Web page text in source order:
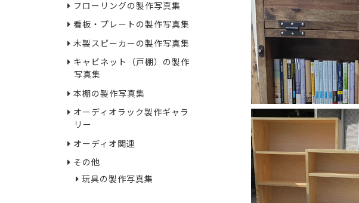
フローリングの製作写真集
看板・プレートの製作写真集
木製スピーカーの製作写真集
キャビネット（戸棚）の製作
写真集
本棚の製作写真集
オーディオラック製作ギャラ
リー
オーディオ関連
その他
玩具の製作写真集